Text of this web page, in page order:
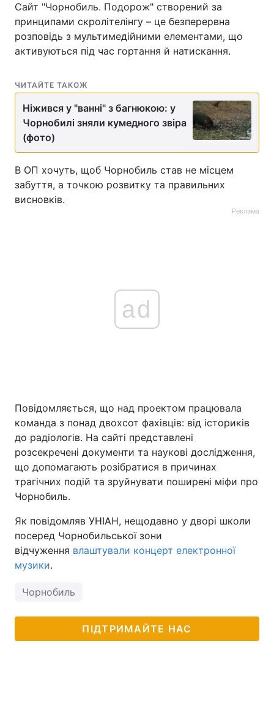
Сайт "Чорнобиль. Подорож" створений за
принципами скролітелінгу – це безперервна
розповідь з мультимедійними елементами, що
активуються під час гортання й натискання.
ЧИТАЙТЕ ТАКОЖ
Ніжився у "ванні" з багнюкою: у
Чорнобилі зняли кумедного звіра
(фото)
В ОП хочуть, щоб Чорнобиль став не місцем
забуття, а точкою розвитку та правильних
висновків.
Реклама
ad
Повідомляється, що над проектом працювала
команда з понад двохсот фахівців: від істориків
до радіологів. На сайті представлені
розсекречені документи та наукові дослідження,
що допомагають розібратися в причинах
трагічних подій та зруйнувати поширені міфи про
Чорнобиль.
Як повідомляв УНІАН, нещодавно у дворі школи
посеред Чорнобильської зони
відчуження влаштували концерт електронної
музики.
Чорнобиль
ПІДТРИМАЙТЕ НАС